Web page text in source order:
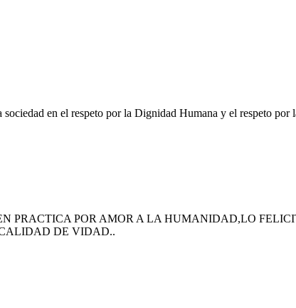
en el respeto por la Dignidad Humana y el respeto
PRACTICA POR AMOR A LA HUMANIDAD,LO
DE VIDAD..